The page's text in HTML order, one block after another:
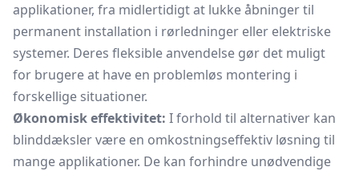
applikationer, fra midlertidigt at lukke åbninger til
permanent installation i rørledninger eller elektriske
systemer. Deres fleksible anvendelse gør det muligt
for brugere at have en problemløs montering i
forskellige situationer.
Økonomisk effektivitet: I forhold til alternativer kan
blinddæksler være en omkostningseffektiv løsning til
mange applikationer. De kan forhindre unødvendige